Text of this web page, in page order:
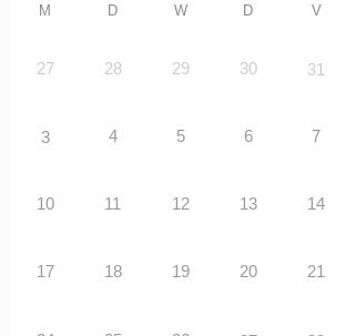
M D W D V
27 28 29 30 31
3 4 5 6 7
10 11 12 13 14
17 18 19 20 21